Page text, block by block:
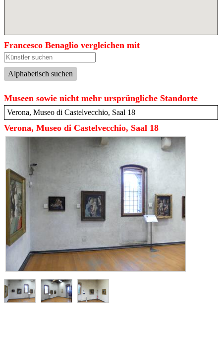
Francesco Benaglio vergleichen mit
Alphabetisch suchen
Museen sowie nicht mehr ursprüngliche Standorte
Verona, Museo di Castelvecchio, Saal 18
Verona, Museo di Castelvecchio, Saal 18